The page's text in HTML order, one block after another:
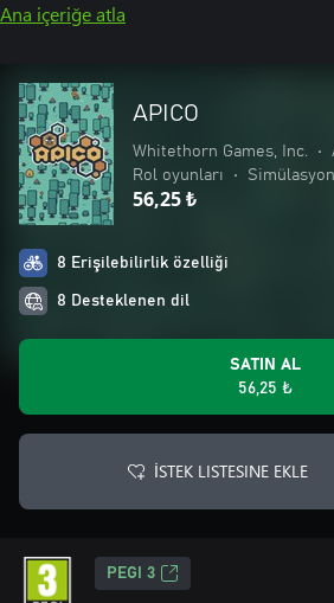
Ana içeriğe atla
APICO
Whitethorn Games, Inc. •
Rol oyunları
• Simülasyon
56,25 ₺
8 Erişilebilirlik özelliği
8 Desteklenen dil
SATIN AL
56,25 ₺
İSTEK LISTESINE EKLE
PEGI 3